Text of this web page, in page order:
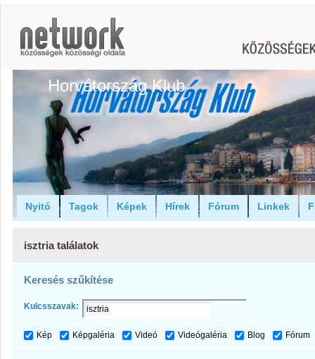
Horvátország Klub
Nyitó Tagok Képek Hírek Fórum Linkek
isztria találatok
Keresés szűkítése
Kulcsszavak:
Kép Képgaléria Videó Videógaléria Blog Fórum